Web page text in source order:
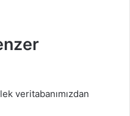
veritabanımızdan